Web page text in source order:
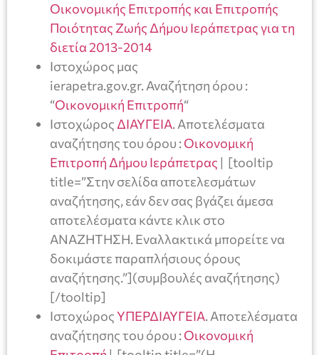
Οικονομικής Επιτροπής και Επιτροπής
Ποιότητας Ζωής Δήμου Ιεράπετρας για τη
διετία 2013-2014
Ιστοχώρος μας
ierapetra.gov.gr. Αναζήτηση όρου :
“Οικονομική Επιτροπή“
Ιστοχώρος ΔΙΑΥΓΕΙΑ. Αποτελέσματα
αναζήτησης του όρου :Οικονομική
Επιτροπή Δήμου Ιεράπετρας | [tooltip
title=”Στην σελίδα αποτελεσμάτων
αναζήτησης, εάν δεν σας βγάζει άμεσα
αποτελέσματα κάντε κλικ στο
ΑΝΑΖΗΤΗΣΗ. Εναλλακτικά μπορείτε να
δοκιμάστε παραπλήσιους όρους
αναζήτησης.”](συμβουλές αναζήτησης)
[/tooltip]
ΙστοχώροςΥΠΕΡΔΙΑΥΓΕΙΑ. Αποτελέσματα
αναζήτησης του όρου :Οικονομική